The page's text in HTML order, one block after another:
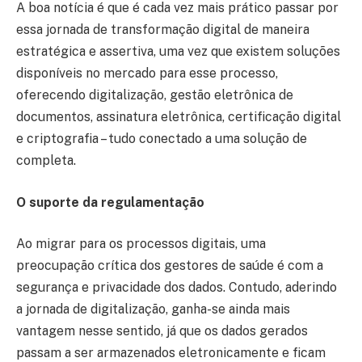
A boa notícia é que é cada vez mais prático passar por
essa jornada de transformação digital de maneira
estratégica e assertiva, uma vez que existem soluções
disponíveis no mercado para esse processo,
oferecendo digitalização, gestão eletrônica de
documentos, assinatura eletrônica, certificação digital
e criptografia – tudo conectado a uma solução de
completa.
O suporte da regulamentação
Ao migrar para os processos digitais, uma
preocupação crítica dos gestores de saúde é com a
segurança e privacidade dos dados. Contudo, aderindo
a jornada de digitalização, ganha-se ainda mais
vantagem nesse sentido, já que os dados gerados
passam a ser armazenados eletronicamente e ficam